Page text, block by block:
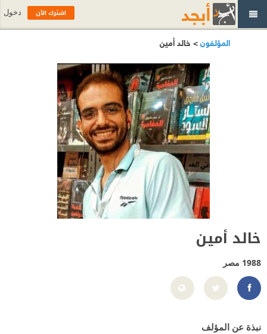
المؤلفون> خالد أمين
خالد أمين
1988 مصر
http://facebook.com/AuthorKhalidAmin
نبذة عن المؤلف
اشترك الآن دخول